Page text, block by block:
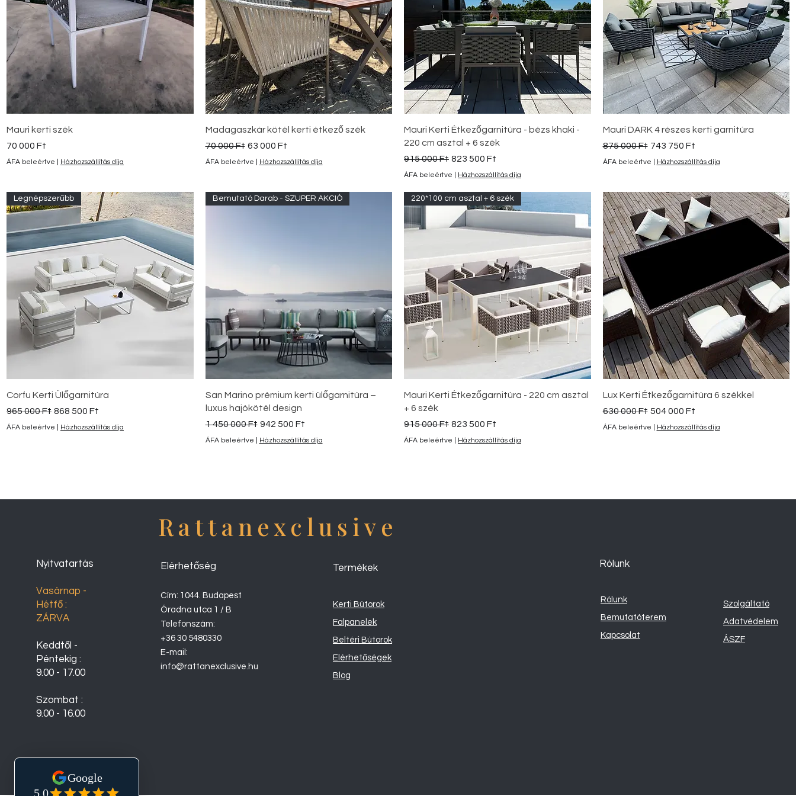
Mauri kerti szék
Ár
70 000 Ft
ÁFA beleértve Házhozszállítás díja
Gyorsnézet
Madagaszkár kötél kerti étkező szék
Szokásos ár
70 000 Ft Akciós ár
63 000 Ft
ÁFA beleértve Házhozszállítás díja
Gyorsnézet
Mauri Kerti Étkezőgarnitúra - bézs khaki -
220 cm asztal + 6 szék
Szokásos ár
915 000 Ft Akciós ár
823 500 Ft
ÁFA beleértve Házhozszállítás díja
Gyorsnézet
Mauri DARK 4 részes kerti garnitúra
Szokásos ár
875 000 Ft Akciós ár
743 750 Ft
ÁFA beleértve Házhozszállítás díja
Gyorsnézet
Legnépszerűbb
Corfu Kerti Ülőgarnitúra
Szokásos ár
965 000 Ft Akciós ár
868 500 Ft
ÁFA beleértve Házhozszállítás díja
Gyorsnézet
Bemutató Darab - SZUPER AKCIÓ
San Marino prémium kerti ülőgarnitúra –
luxus hajókötél design
Szokásos ár
1 450 000 Ft Akciós ár
942 500 Ft
ÁFA beleértve Házhozszállítás díja
Gyorsnézet
220*100 cm asztal + 6 szék
Mauri Kerti Étkezőgarnitúra - 220 cm asztal
+ 6 szék
Szokásos ár
915 000 Ft Akciós ár
823 500 Ft
ÁFA beleértve Házhozszállítás díja
Gyorsnézet
Lux Kerti Étkezőgarnitúra 6 székkel
Szokásos ár
630 000 Ft Akciós ár
504 000 Ft
ÁFA beleértve Házhozszállítás díja
Nyitvatartás
Vasárnap -
Hétfő :
ZÁRVA
Keddtől -
Péntekig :
9.00 - 17.00
Szombat :
9.00 - 16.00
Rattanexclusive
Elérhetőség
Cím: 1044. Budapest
Óradna utca 1 / B
Telefonszám:
+36 30 5480330
E-mail:
info@rattanexclusive.hu
Termékek
Kerti Bútorok
Falpanelek
Beltéri Bútorok
Elérhetőségek
Blog
Rólunk
Rólunk
Bemutatóterem
Kapcsolat
Szolgáltató
Adatvédelem
ÁSZF